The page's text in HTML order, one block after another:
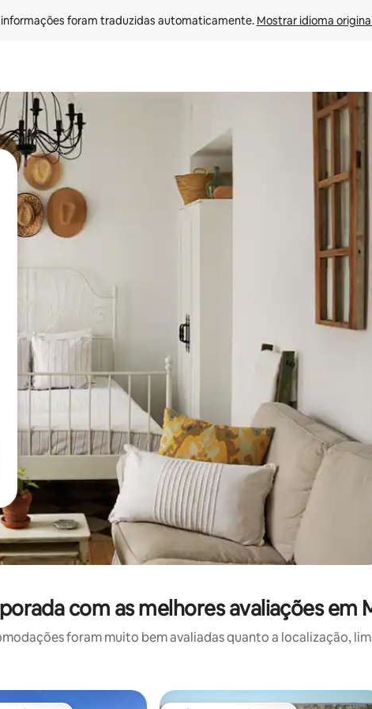
foram traduzidas automaticamente. Mostrar idioma
as seta para cima e para baixo do teclado ou tocando e
com as melhores avaliações em
foram muito bem avaliadas quanto a localização,